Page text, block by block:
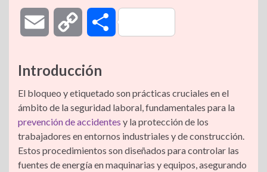
t
s
A
p
k
e
d
I
e
g
r
a
a
c
b
o
o
a
s
a
i
l
p
y
L
i
C
p
a
r
Introducción
El bloqueo y etiquetado son prácticas cruciales en el
ámbito de la seguridad laboral, fundamentales para la
prevención de accidentes y la protección de los
trabajadores en entornos industriales y de construcción.
Estos procedimientos son diseñados para controlar las
fuentes de energía en maquinarias y equipos, asegurando